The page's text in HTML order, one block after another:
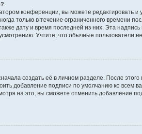
конференции, вы можете редактировать
только в течение ограниченного времени
дату и время последней из них. Эта
Учтите, что обычные пользователи
создать её в личном разделе. После
добавление подписи по умолчанию ко
на это, вы сможете отменить добавление